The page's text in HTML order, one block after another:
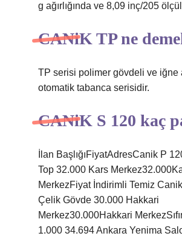
g ağırlığında ve 8,09 inç/205
CANiK TP ne
TP serisi polimer gövdeli ve iğne
otomatik tabanca serisidir.
CANiK S 120 kaç
İlan BaşlığıFiyatAdresCanik P
Top 32.000 Kars
MerkezFiyat İndirimli Temiz Canik
Çelik Gövde 30.000 Hakkari
Merkez30.000Hakkari
1.000 34.694 Ankara Yenima